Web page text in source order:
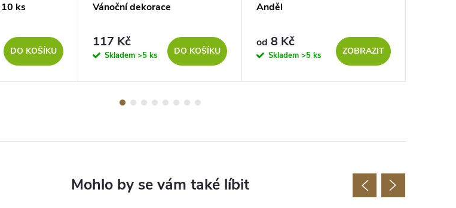
ks
DO KOŠÍKU
Vánoční dekorace
117 Kč
Skladem >5 ks DO KOŠÍKU
Anděl
od 8 Kč
Skladem >5 ks ZOBRAZIT